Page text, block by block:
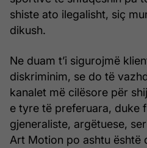
shiste ato ilegalisht, siç
dikush.
Ne duam t’i sigurojmë
diskriminim, se do të
kanalet më cilësore për
e tyre të preferuara, duke
gjeneraliste, argëtuese,
Art Motion po ashtu është